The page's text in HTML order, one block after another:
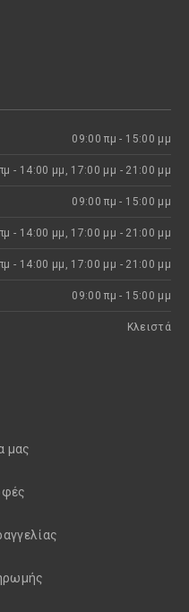
09:00 πμ - 15:00 μμ
- 14:00 μμ, 17:00 μμ - 21:00 μμ
09:00 πμ - 15:00 μμ
- 14:00 μμ, 17:00 μμ - 21:00 μμ
- 14:00 μμ, 17:00 μμ - 21:00 μμ
09:00 πμ - 15:00 μμ
Kλειστά
μας